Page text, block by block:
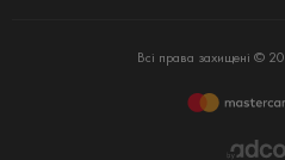
Всі права захищені ©